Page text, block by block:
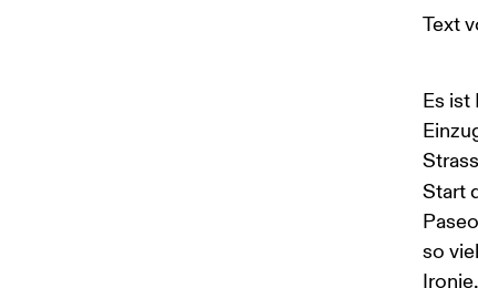
Text
Es ist
Start
so